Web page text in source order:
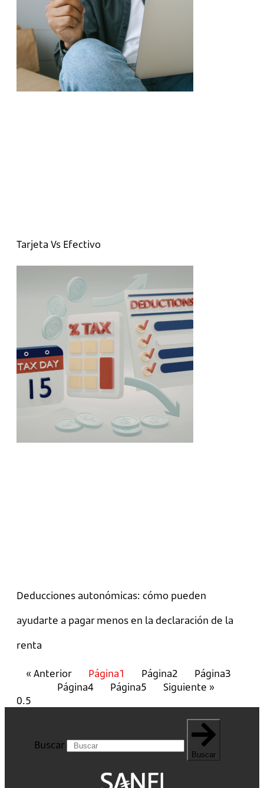
Tarjeta Vs Efectivo
Deducciones autonómicas: cómo pueden
ayudarte a pagar menos en la declaración de la
renta
« Anterior Página1 Página2 Página3
Página4 Página5 Siguiente »
Buscar
Buscar